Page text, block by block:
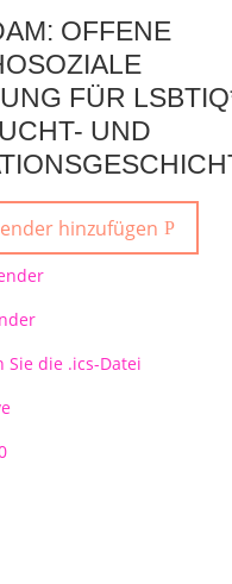
OFFENE
FÜR
UND
hinzufügen
Sie die .ics-Datei